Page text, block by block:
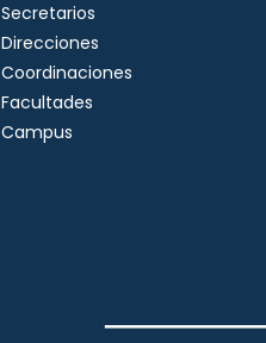
Secretarios
Direcciones
Coordinaciones
Facultades
Campus